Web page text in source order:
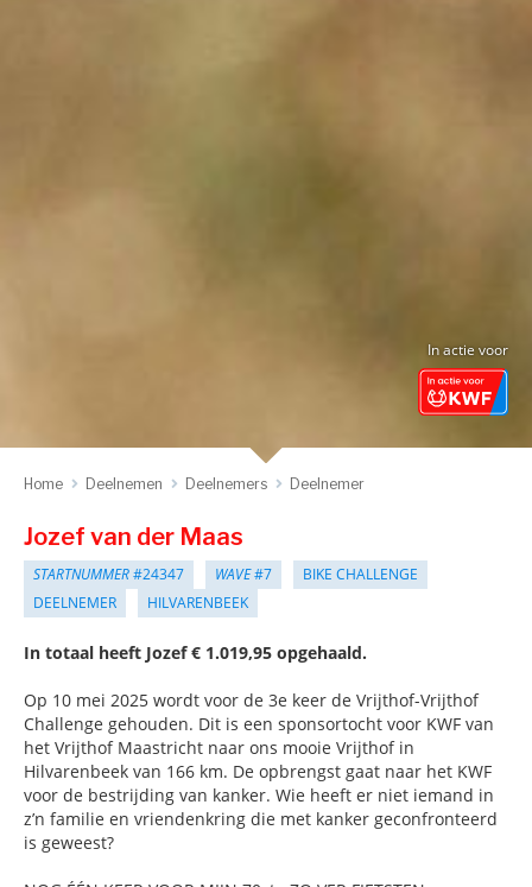
In actie voor
Home Deelnemen Deelnemers Deelnemer
Jozef van der Maas
STARTNUMMER#24347 WAVE#7
BIKE CHALLENGE
DEELNEMER
HILVARENBEEK
In totaal heeft Jozef € 1.019,95 opgehaald.
Op 10 mei 2025 wordt voor de 3e keer de Vrijthof-Vrijthof
Challenge gehouden. Dit is een sponsortocht voor KWF van
het Vrijthof Maastricht naar ons mooie Vrijthof in
Hilvarenbeek van 166 km. De opbrengst gaat naar het KWF
voor de bestrijding van kanker. Wie heeft er niet iemand in
z’n familie en vriendenkring die met kanker geconfronteerd
is geweest?